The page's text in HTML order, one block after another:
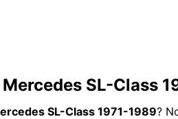
SL-Class
SL-Class 1971-1989?